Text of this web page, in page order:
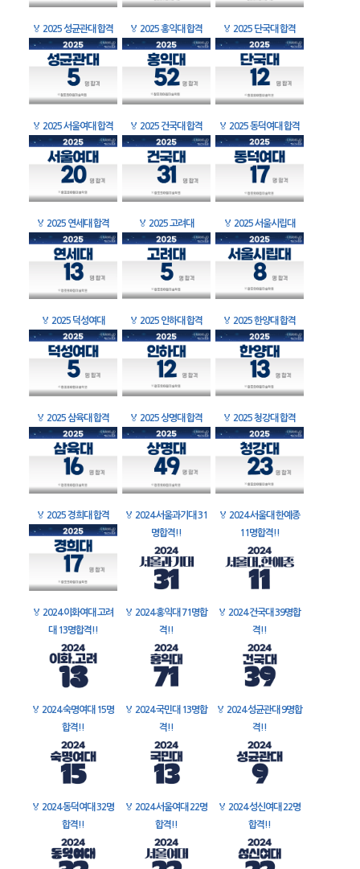
🏅 2025 성균관대 합격 🏅 2025 홍익대 합격 🏅 2025 단국대 합격
🏅 2025 서울여대 합격 🏅 2025 건국대 합격 🏅 2025 동덕여대 합격
🏅 2025 연세대 합격 🏅 2025 고려대 🏅 2025 서울시립대
🏅 2025 덕성여대 🏅 2025 인하대 합격 🏅 2025 한양대 합격
🏅 2025 삼육대 합격 🏅 2025 상명대 합격 🏅 2025 청강대 합격
🏅 2025 경희대 합격 🏅 2024 서울과기대 31
명합격!!
🏅 2024 서울대 한예종
11명합격!!
🏅 2024 이화여대 고려
대 13명합격!!
🏅 2024 홍익대 71명합
격!!
🏅 2024 건국대 39명합
격!!
🏅 2024 숙명여대 15명
합격!!
🏅 2024 국민대 13명합
격!!
🏅 2024 성균관대 9명합
격!!
🏅 2024 동덕여대 32명
합격!!
🏅 2024 서울여대 22명
합격!!
🏅 2024 성신여대 22명
합격!!